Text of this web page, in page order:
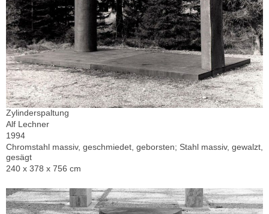
Zylinderspaltung
Alf Lechner
1994
Chromstahl massiv, geschmiedet, geborsten; Stahl massiv, gewalzt,
gesägt
240 x 378 x 756 cm